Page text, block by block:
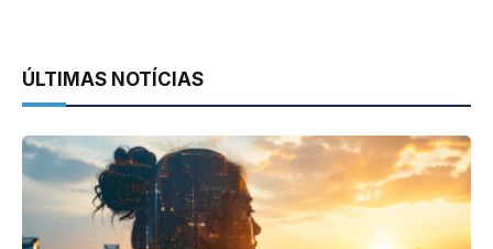
ÚLTIMAS NOTÍCIAS